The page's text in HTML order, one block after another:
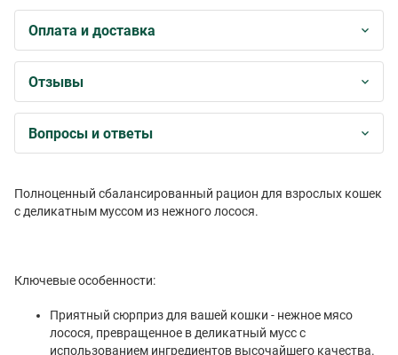
Оплата и доставка
Отзывы
Вопросы и ответы
Полноценный сбалансированный рацион для взрослых кошек
с деликатным муссом из нежного лосося.
Ключевые особенности:
Приятный сюрприз для вашей кошки - нежное мясо
лосося, превращенное в деликатный мусс с
использованием ингредиентов высочайшего качества.